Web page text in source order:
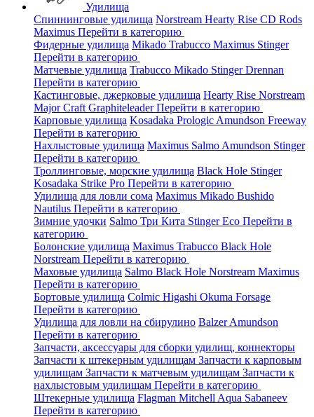
Удилища
Спиннинговые удилища Norstream Hearty Rise CD Rods
Maximus Перейти в категорию
Фидерные удилища Mikado Trabucco Maximus Stinger
Перейти в категорию
Матчевые удилища Trabucco Mikado StingerDrennan
Перейти в категорию
Кастинговые, джерковые удилища Hearty Rise Norstream
Major Craft GraphiteleaderПерейти в категорию
Карповые удилища Kosadaka Prologic Amundson Freeway
Перейти в категорию
Нахлыстовые удилища Maximus Salmo Amundson Stinger
Перейти в категорию
Троллинговые, морские удилища Black Hole Stinger
Kosadaka Strike Pro Перейти в категорию
Удилища для ловли сома Maximus Mikado Bushido
Nautilus Перейти в категорию
Зимние удочки Salmo Три Кита StingerEco Перейти в
категорию
Болонские удилища Maximus Trabucco Black Hole
Norstream Перейти в категорию
Маховые удилища Salmo Black Hole Norstream Maximus
Перейти в категорию
Бортовые удилища Colmic Higashi Okuma Forsage
Перейти в категорию
Удилища для ловли на сбирулино BalzerAmundson
Перейти в категорию
Запчасти, аксессуары для сборки удилищ, коннекторы
Запчасти к штекерным удилищам Запчасти к карповым
удилищам Запчасти к матчевым удилищам Запчасти к
нахлыстовым удилищам Перейти в категорию
Штекерные удилища Flagman Mitchell Aqua Sabaneev
Перейти в категорию